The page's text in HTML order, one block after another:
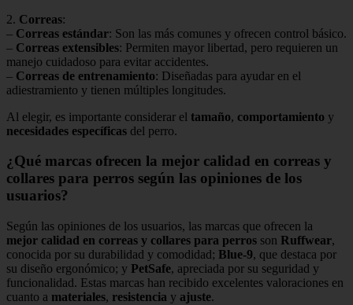
2. Correas:
– Correas estándar: Son las más comunes y ofrecen control básico.
– Correas extensibles: Permiten mayor libertad, pero requieren un
manejo cuidadoso para evitar accidentes.
– Correas de entrenamiento: Diseñadas para ayudar en el
adiestramiento y tienen múltiples longitudes.
Al elegir, es importante considerar el tamaño, comportamiento y
necesidades específicas del perro.
¿Qué marcas ofrecen la mejor calidad en correas y
collares para perros según las opiniones de los
usuarios?
Según las opiniones de los usuarios, las marcas que ofrecen la
mejor calidad en correas y collares para perros son Ruffwear,
conocida por su durabilidad y comodidad; Blue-9, que destaca por
su diseño ergonómico; y PetSafe, apreciada por su seguridad y
funcionalidad. Estas marcas han recibido excelentes valoraciones en
cuanto a materiales, resistencia y ajuste.